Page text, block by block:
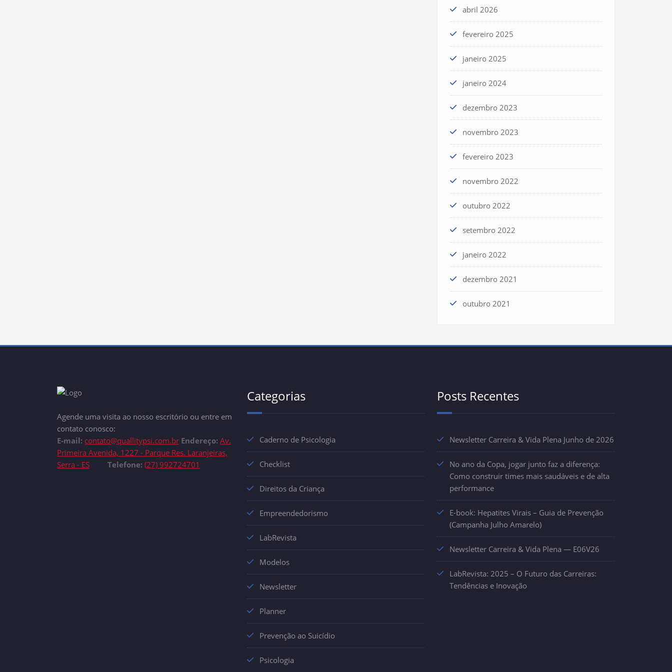
abril 2026
fevereiro 2025
janeiro 2025
janeiro 2024
dezembro 2023
novembro 2023
fevereiro 2023
novembro 2022
outubro 2022
setembro 2022
janeiro 2022
dezembro 2021
outubro 2021
Agende uma visita ao nosso escritório ou entre em
contato conosco:
E-mail: contato@quallitypsi.com.br Endereço: Av.
Primeira Avenida, 1227 - Parque Res. Laranjeiras,
Serra - ES
Telefone: (27) 992724701
Categorias
Caderno de Psicologia
Checklist
Direitos da Criança
Empreendedorismo
LabRevista
Modelos
Newsletter
Planner
Prevenção ao Suicídio
Psicologia
Posts Recentes
Newsletter Carreira & Vida Plena Junho de 2026
No ano da Copa, jogar junto faz a diferença:
Como construir times mais saudáveis e de alta
performance
E-book: Hepatites Virais – Guia de Prevenção
(Campanha Julho Amarelo)
Newsletter Carreira & Vida Plena — E06V26
LabRevista: 2025 – O Futuro das Carreiras:
Tendências e Inovação